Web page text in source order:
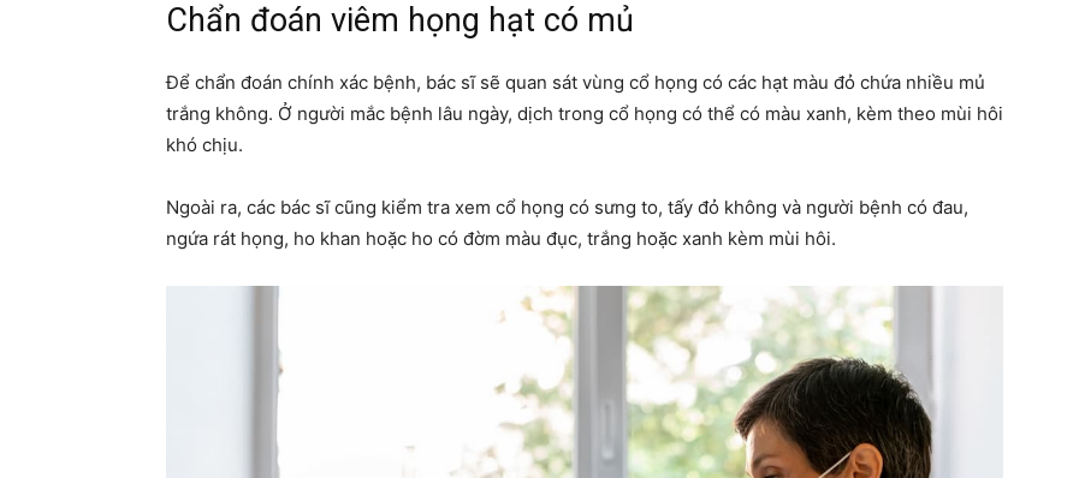
Chẩn đoán viêm họng hạt có mủ
Để chẩn đoán chính xác bệnh, bác sĩ sẽ quan sát vùng cổ họng có các hạt màu đỏ chứa nhiều mủ
trắng không. Ở người mắc bệnh lâu ngày, dịch trong cổ họng có thể có màu xanh, kèm theo mùi hôi
khó chịu.
Ngoài ra, các bác sĩ cũng kiểm tra xem cổ họng có sưng to, tấy đỏ không và người bệnh có đau,
ngứa rát họng, ho khan hoặc ho có đờm màu đục, trắng hoặc xanh kèm mùi hôi.